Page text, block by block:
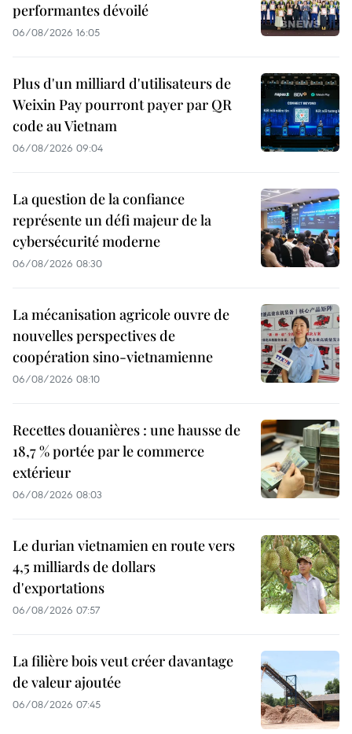
performantes dévoilé
06/08/2026 16:05
Plus d'un milliard d'utilisateurs de
Weixin Pay pourront payer par QR
code au Vietnam
06/08/2026 09:04
La question de la confiance
représente un défi majeur de la
cybersécurité moderne
06/08/2026 08:30
La mécanisation agricole ouvre de
nouvelles perspectives de
coopération sino-vietnamienne
06/08/2026 08:10
Recettes douanières : une hausse de
18,7 % portée par le commerce
extérieur
06/08/2026 08:03
Le durian vietnamien en route vers
4,5 milliards de dollars
d'exportations
06/08/2026 07:57
La filière bois veut créer davantage
de valeur ajoutée
06/08/2026 07:45